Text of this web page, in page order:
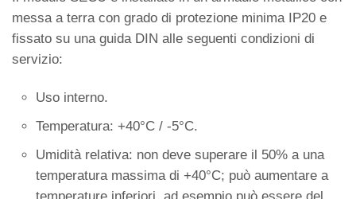
messa a terra con grado di protezione minima IP20 e
fissato su una guida DIN alle seguenti condizioni di
servizio:
Uso interno.
Temperatura: +40°C / -5°C.
Umidità relativa: non deve superare il 50% a una
temperatura massima di +40°C; può aumentare a